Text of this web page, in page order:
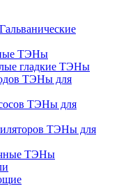
Гальванические
ТЭНы
гладкие ТЭНы
ТЭНы для
ТЭНы для
ТЭНы для
ТЭНы